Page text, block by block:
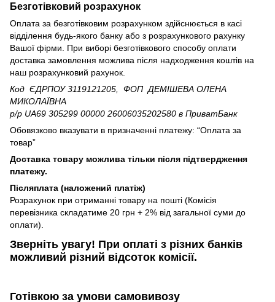
Безготівковий розрахунок
Оплата за безготівковим розрахунком здійснюється в касі
відділення будь-якого банку або з розрахункового рахунку
Вашої фірми. При виборі безготівкового способу оплати
доставка замовлення можлива після надходження коштів на
наш розрахунковий рахунок.
Код ЄДРПОУ 3119121205, ФОП ДЕМІШЕВА ОЛЕНА
МИКОЛАЇВНА
р/р UA69 305299 00000 26006035202580 в ПриватБанк
Обовязково вказувати в призначенні платежу: “Оплата за
товар”
Доставка товару можлива тільки після підтвердження
платежу.
Післяплата (наложений платіж)
Розрахунок при отриманні товару на пошті (Комісія
перевізника складатиме 20 грн + 2% від загальної суми до
оплати).
Зверніть увагу!​ При оплаті з різних банків
можливий різний відсоток комісії.
Готівкою за умови самовивозу